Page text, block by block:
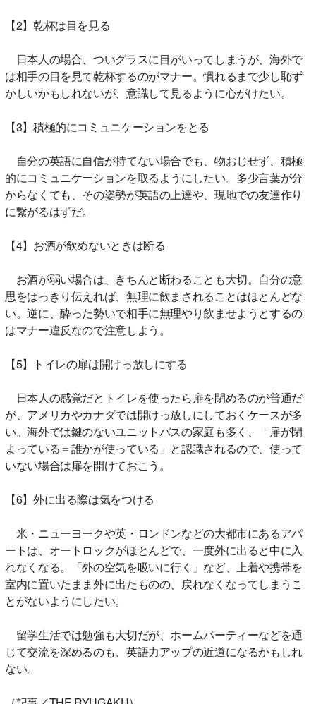
【2】乾杯は目を見る
日本人の場合、ついグラスに目がいってしまうが、海外で
は相手の目を見て乾杯するのがマナー。慣れるまで少し恥ず
かしいかもしれないが、意識して見るように心がけたい。
【3】積極的にコミュニケーションをとる
自分の英語に自信が持てない場合でも、物おじせず、積極
的にコミュニケーションを取るようにしたい。多少言葉が分
からなくても、その姿勢が英語の上達や、現地での友達作り
に繋がるはずだ。
【4】お酒が飲めないときは断る
お酒が弱い場合は、きちんと断わることも大切。自分の意
思をはっきり伝えれば、無理に飲まされることはほとんどな
い。逆に、酔った勢いで相手に無理やり飲ませようとするの
はマナー違反なので注意しよう。
【5】トイレの扉は開けっ放しにする
日本人の感覚だとトイレを使ったら扉を閉めるのが普通だ
が、アメリカやカナダでは開けっ放しにしておくケースが多
い。海外では鍵のないユニットバスの家庭も多く、「扉が閉
まっている＝誰かが使っている」と認識されるので、使って
いない場合は扉を開けておこう。
【6】外に出る際は気をつける
米・ニューヨークや英・ロンドンなどの大都市にあるアパ
ートは、オートロックがほとんどで、一度外に出ると中に入
れなくなる。「外の空気を吸いに行く」など、上着や携帯を
室内に置いたまま外に出たものの、戻れなくなってしまうこ
とがないようにしたい。
留学生活では勉強も大切だが、ホームパーティーなどを通
じて交流を深めるのも、英語力アップの近道になるかもしれ
ない。